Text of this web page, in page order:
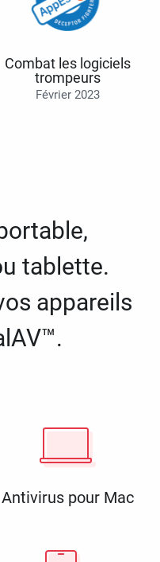
Combat les logiciels
trompeurs
Février 2023
tablette.
appareils
Antivirus pour Mac